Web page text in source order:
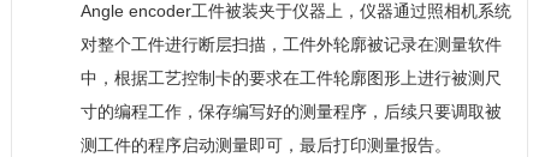
Angle encoder工件被装夹于仪器上，仪器通过照相机系统
对整个工件进行断层扫描，工件外轮廓被记录在测量软件
中，根据工艺控制卡的要求在工件轮廓图形上进行被测尺
寸的编程工作，保存编写好的测量程序，后续只要调取被
测工件的程序启动测量即可，最后打印测量报告。